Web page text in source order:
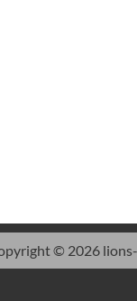
© 2026